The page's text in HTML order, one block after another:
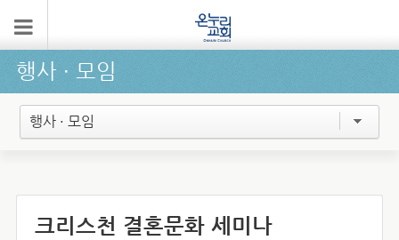
행사 ∙ 모임
행사 · 모임
크리스천 결혼문화 세미나